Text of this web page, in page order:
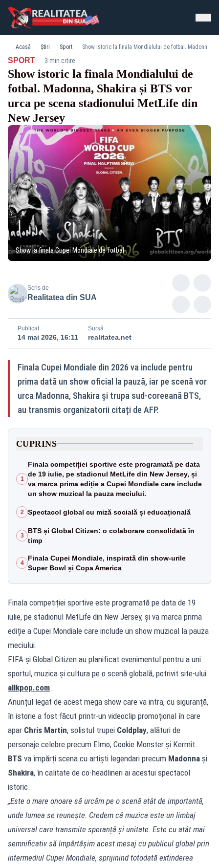
Acasă Știri Sport Show istoric la finala Mondialului de fotbal. Madonna, Shakira și BTS vor urca pe scena stadionului MetLife din New Jersey
SPORT· 3 min citire
Show istoric la finala Mondialului de
fotbal. Madonna, Shakira și BTS vor
urca pe scena stadionului MetLife din
New Jersey
Show la finala Cupei Mondiale de fotbal
Scris de
Realitatea din SUA
Publicat
14 mai 2026, 16:11
Sursă
realitatea.net
Finala Cupei Mondiale din 2026 va include pentru
prima dată un show oficial la pauză, iar pe scenă vor
urca Madonna, Shakira și trupa sud-coreeană BTS,
au transmis organizatorii citați de AFP.
CUPRINS
1
Finala competiției sportive este programată pe data
de 19 iulie, pe stadionul MetLife din New Jersey, și
va marca prima ediție a Cupei Mondiale care include
un show muzical la pauza meciului.
2 Spectacol global cu miză socială și educațională
3
BTS și Global Citizen: o colaborare consolidată în
timp
4
Finala Cupei Mondiale, inspirată din show-urile
Super Bowl și Copa America
Finala competiției sportive este programată pe data de 19
iulie, pe stadionul MetLife din New Jersey, și va marca prima
ediție a Cupei Mondiale care include un show muzical la pauza
meciului.
FIFA și Global Citizen au planificat evenimentul pentru a uni
sportul, muzica și cultura pe o scenă globală, potrivit site-ului
allkpop.com.
Anunțul legat de acest mega show care va intra, cu siguranță,
în istorie a fost făcut printr-un videoclip promoțional în care
apar Chris Martin, solistul trupei Coldplay, alături de
personaje celebre precum Elmo, Cookie Monster și Kermit.
BTS va împărți scena cu artiști legendari precum Madonna și
Shakira, în calitate de co-headlineri ai acestui spectacol
istoric.
„Este o mare onoare să urcăm pe o scenă atât de importantă,
unde lumea se reunește. Credem că muzica este un limbaj
universal care transmite speranță și unitate. Este cu atât mai
semnificativ să împărtășim acest mesaj cu publicul global prin
intermediul Cupei Mondiale, sprijinind totodată extinderea